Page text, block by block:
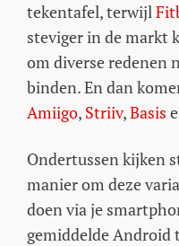
tekentafel, terwijl
steviger in de markt
om diverse redenen
binden. En dan
Amiigo, Striiv,Basis
Ondertussen kijken
manier om deze
doen via je
gemiddelde Android